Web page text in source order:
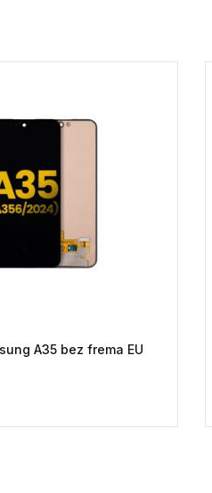
A35 bez frema EU